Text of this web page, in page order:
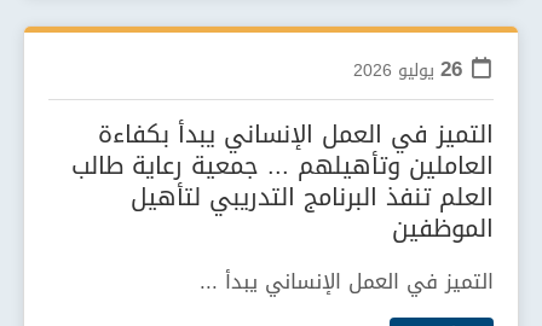
26 يوليو 2026
التميز في العمل الإنساني يبدأ بكفاءة
العاملين وتأهيلهم ... جمعية رعاية طالب
العلم تنفذ البرنامج التدريبي لتأهيل
الموظفين
التميز في العمل الإنساني يبدأ ...